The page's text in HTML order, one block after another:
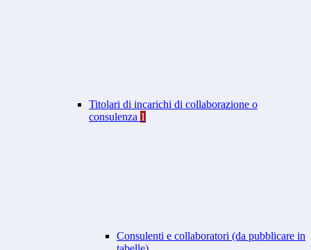
Titolari di incarichi di collaborazione o
consulenza 1
Consulenti e collaboratori (da pubblicare in